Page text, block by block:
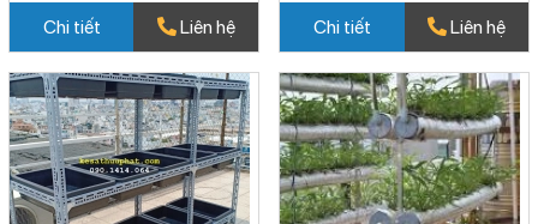
Chi tiết Liên hệ Chi tiết Liên hệ